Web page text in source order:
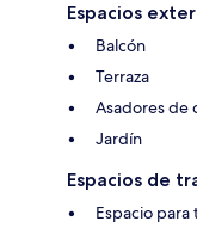
Espacios
Balcón
Terraza
Asadores de
Jardín
Espacios de
Espacio